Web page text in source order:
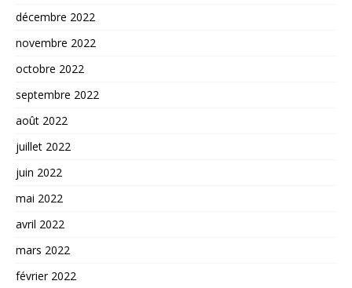
décembre 2022
novembre 2022
octobre 2022
septembre 2022
août 2022
juillet 2022
juin 2022
mai 2022
avril 2022
mars 2022
février 2022